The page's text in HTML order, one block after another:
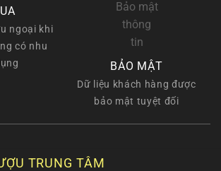
ngoại khi
có nhu
BẢO MẬT
Dữ liệu khách hàng được
bảo mật tuyệt đối
TRUNG TÂM